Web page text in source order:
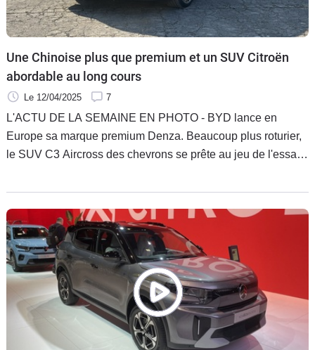
Une Chinoise plus que premium et un SUV Citroën
abordable au long cours
Le 12/04/2025 7
L'ACTU DE LA SEMAINE EN PHOTO - BYD lance en
Europe sa marque premium Denza. Beaucoup plus roturier,
le SUV C3 Aircross des chevrons se prête au jeu de l'essai à